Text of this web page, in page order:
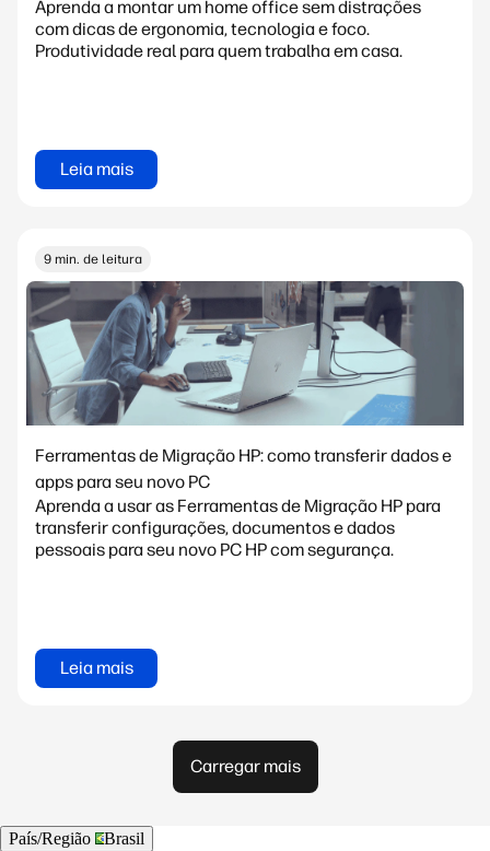
Aprenda a montar um home office sem distrações
com dicas de ergonomia, tecnologia e foco.
Produtividade real para quem trabalha em casa.
Leia mais
9 min. de leitura
Ferramentas de Migração HP: como transferir dados e
apps para seu novo PC
Aprenda a usar as Ferramentas de Migração HP para
transferir configurações, documentos e dados
pessoais para seu novo PC HP com segurança.
Leia mais
Carregar mais
País/Região
Brasil